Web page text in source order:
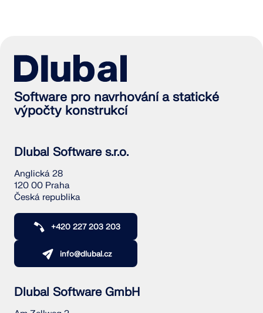
Software pro navrhování a statické
výpočty konstrukcí
Dlubal Software s.r.o.
Anglická 28
120 00 Praha
Česká republika
+420 227 203 203
info@dlubal.cz
Dlubal Software GmbH